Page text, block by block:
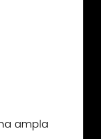
ampla